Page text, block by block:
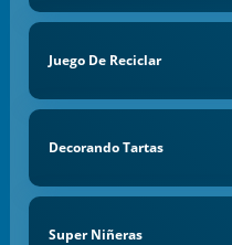
Juego De Reciclar
Decorando Tartas
Super Niñeras